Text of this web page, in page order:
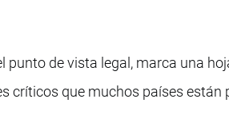
punto de vista legal, marca una
críticos que muchos países están